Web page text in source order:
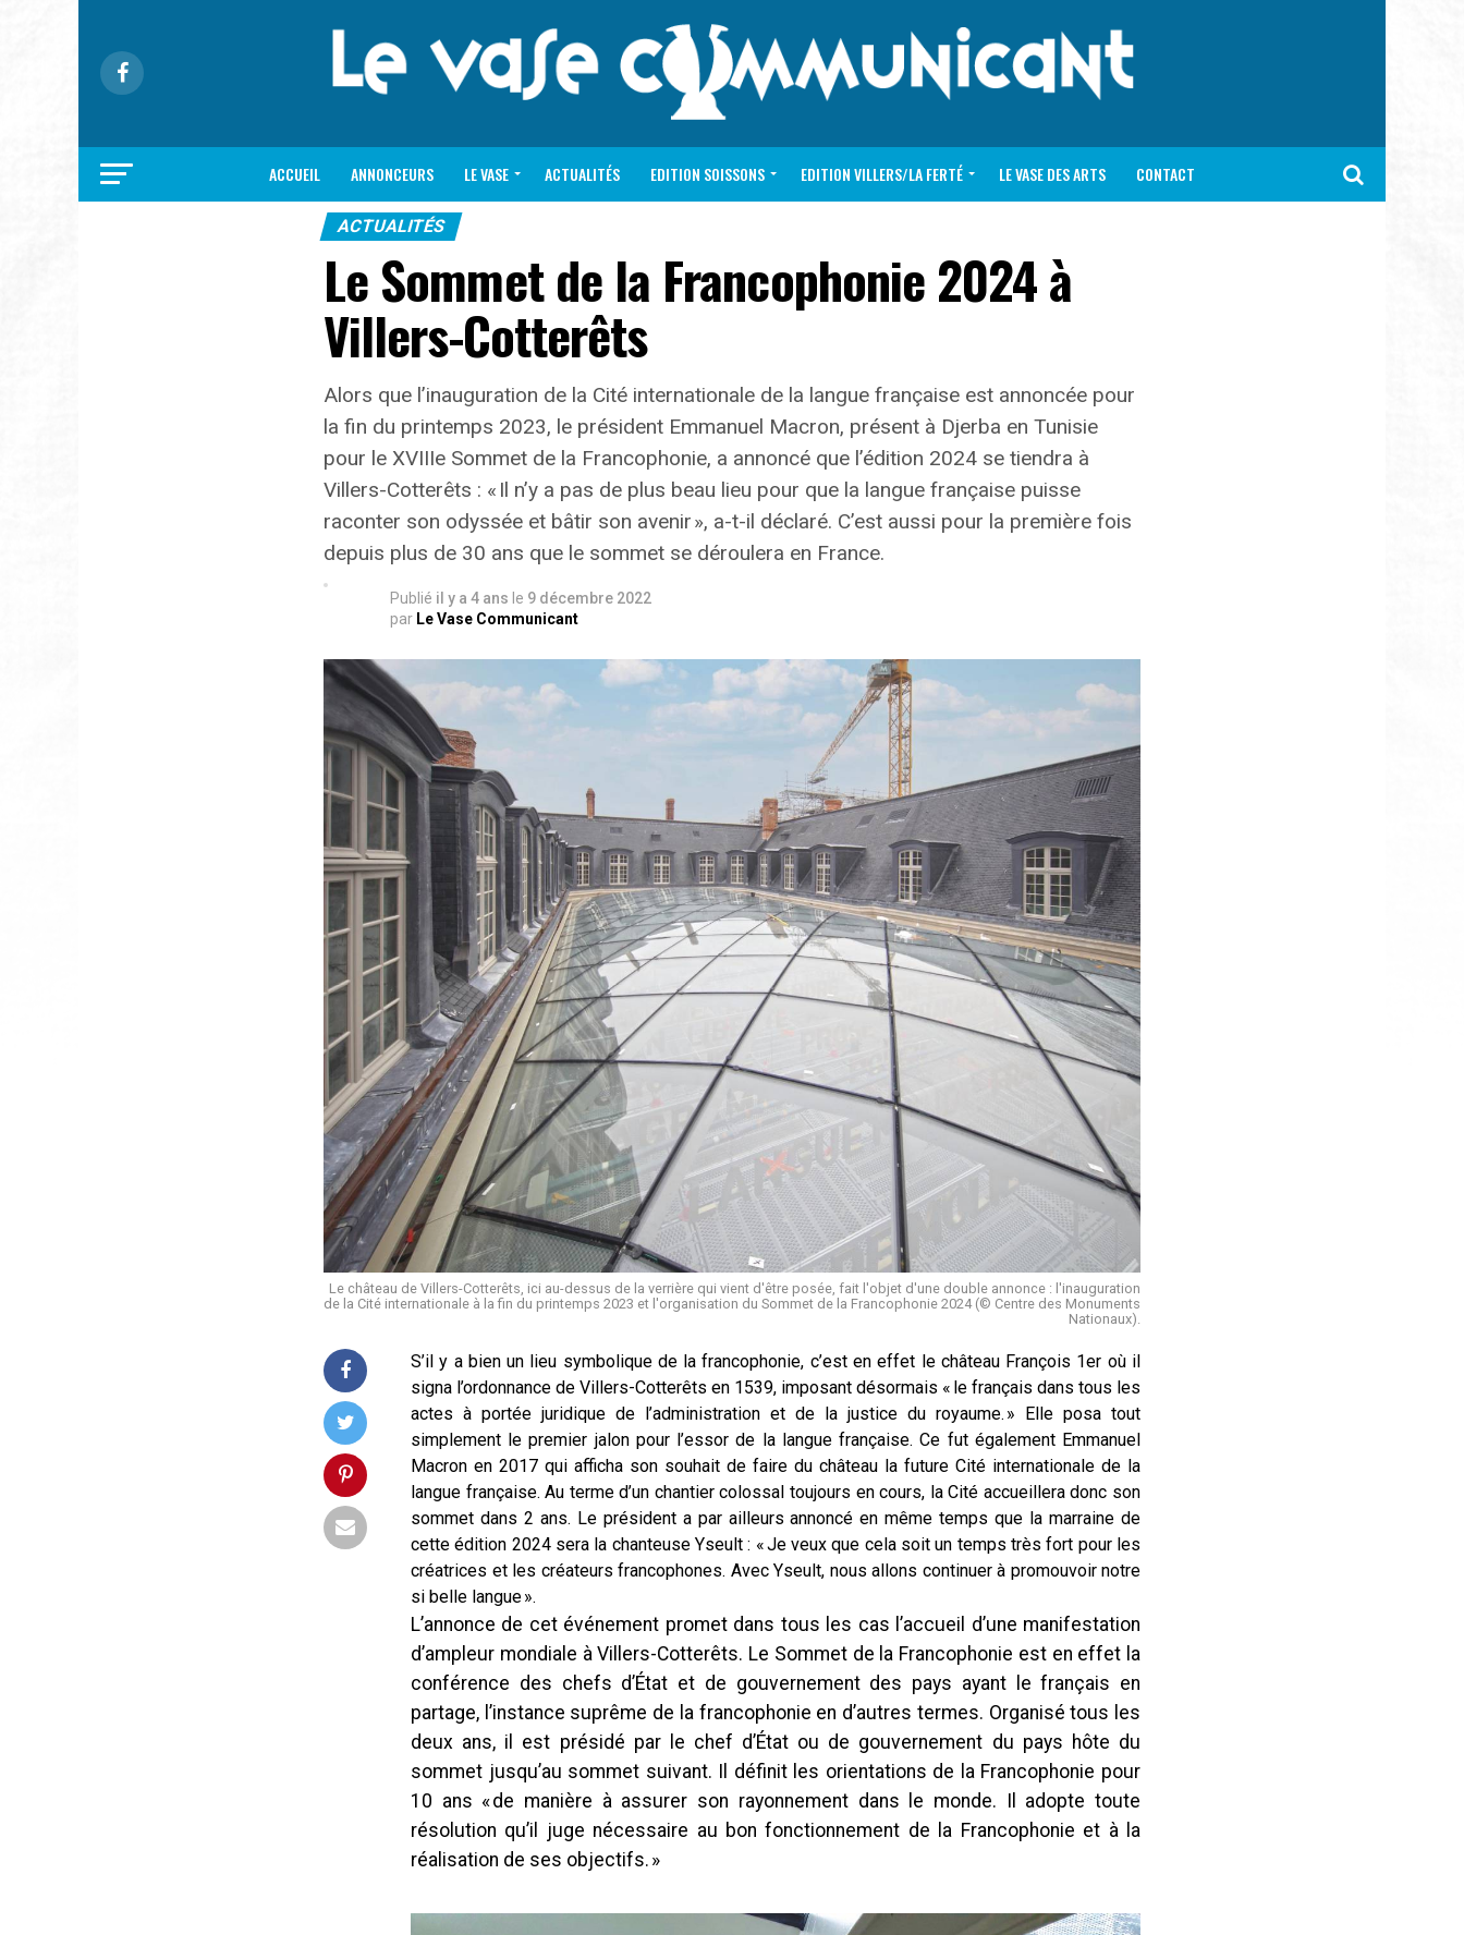
ACCUEIL ANNONCEURS LE VASE ACTUALITÉS EDITION SOISSONS EDITION VILLERS/LA FERTÉ LE VASE DES ARTS CONTACT
ACTUALITÉS
Le Sommet de la Francophonie 2024 à
Villers-Cotterêts
Alors que l’inauguration de la Cité internationale de la langue française est annoncée pour
la fin du printemps 2023, le président Emmanuel Macron, présent à Djerba en Tunisie
pour le XVIIIe Sommet de la Francophonie, a annoncé que l’édition 2024 se tiendra à
Villers-Cotterêts : « Il n’y a pas de plus beau lieu pour que la langue française puisse
raconter son odyssée et bâtir son avenir », a-t-il déclaré. C’est aussi pour la première fois
depuis plus de 30 ans que le sommet se déroulera en France.
Publié il y a 4 ans le 9 décembre 2022
par Le Vase Communicant
Le château de Villers-Cotterêts, ici au-dessus de la verrière qui vient d'être posée, fait l'objet d'une double annonce : l'inauguration
de la Cité internationale à la fin du printemps 2023 et l'organisation du Sommet de la Francophonie 2024 (© Centre des Monuments
Nationaux).
S’il y a bien un lieu symbolique de la francophonie, c’est en effet le château François 1er où il
signa l’ordonnance de Villers-Cotterêts en 1539, imposant désormais « le français dans tous les
actes à portée juridique de l’administration et de la justice du royaume. » Elle posa tout
simplement le premier jalon pour l’essor de la langue française. Ce fut également Emmanuel
Macron en 2017 qui afficha son souhait de faire du château la future Cité internationale de la
langue française. Au terme d’un chantier colossal toujours en cours, la Cité accueillera donc son
sommet dans 2 ans. Le président a par ailleurs annoncé en même temps que la marraine de
cette édition 2024 sera la chanteuse Yseult : « Je veux que cela soit un temps très fort pour les
créatrices et les créateurs francophones. Avec Yseult, nous allons continuer à promouvoir notre
si belle langue ».
L’annonce de cet événement promet dans tous les cas l’accueil d’une manifestation
d’ampleur mondiale à Villers-Cotterêts. Le Sommet de la Francophonie est en effet la
conférence des chefs d’État et de gouvernement des pays ayant le français en
partage, l’instance suprême de la francophonie en d’autres termes. Organisé tous les
deux ans, il est présidé par le chef d’État ou de gouvernement du pays hôte du
sommet jusqu’au sommet suivant. Il définit les orientations de la Francophonie pour
10 ans « de manière à assurer son rayonnement dans le monde. Il adopte toute
résolution qu’il juge nécessaire au bon fonctionnement de la Francophonie et à la
réalisation de ses objectifs. »